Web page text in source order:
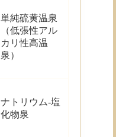
単純硫黄温泉
（低張性アル
カリ性高温
泉）
ナトリウム-塩
化物泉